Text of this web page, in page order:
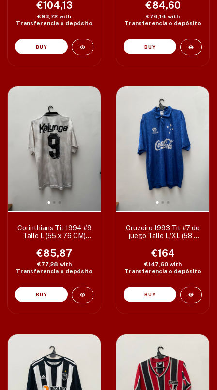
€104,13
€93,72 with
Transferencia o depósito
€84,60
€76,14 with
Transferencia o depósito
Corinthians Tit 1994 #9
Talle L (55 x 76 CM)
€85,87
€77,28 with
Transferencia o depósito
Cruzeiro 1993 Tit #7 de
juego Talle L/XL (58 x
€164
€147,60 with
Transferencia o depósito